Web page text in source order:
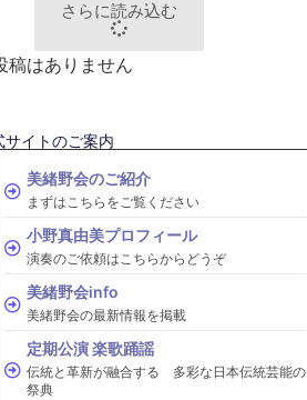
さらに読み込む
稿はありません
サイトのご案内
美緒野会のご紹介
まずはこちらをご覧ください
小野真由美プロフィール
演奏のご依頼はこちらからどうぞ
美緒野会info
美緒野会の最新情報を掲載
定期公演 楽歌踊謡
伝統と革新が融合する 多彩な日本伝統芸能の
祭典